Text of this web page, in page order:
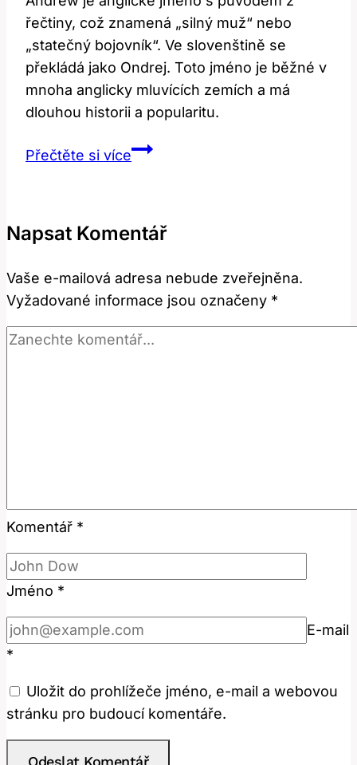
řečtiny, což znamená „silný muž“ nebo
„statečný bojovník“. Ve slovenštině se
překládá jako Ondrej. Toto jméno je běžné v
mnoha anglicky mluvících zemích a má
dlouhou historii a popularitu.
Přečtěte si víceAndrew:
toto
a
co
znamená?
Napsat Komentář
Vaše e-mailová adresa nebude zveřejněna.
Vyžadované informace jsou označeny *
Komentář *
Jméno *
E-mail
*
Uložit do prohlížeče jméno, e-mail a webovou
stránku pro budoucí komentáře.